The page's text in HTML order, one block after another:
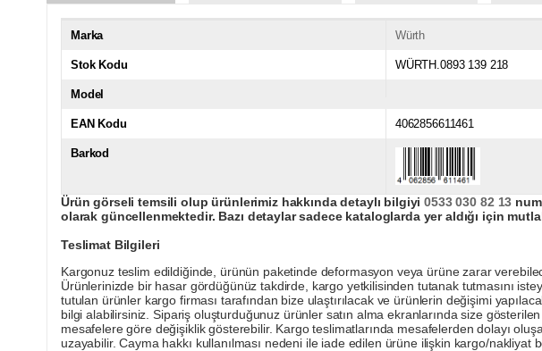
Marka Würth
Stok Kodu WÜRTH.0893 139 218
Model
EAN Kodu 4062856611461
Barkod
Ürün görseli temsili olup ürünlerimiz hakkında detaylı bilgiyi0533 030 82 13
olarak güncellenmektedir. Bazı detaylar sadece kataloglarda yer aldığı için
Teslimat Bilgileri
Kargonuz teslim edildiğinde, ürünün paketinde deformasyon veya ürüne zarar
Ürünlerinizde bir hasar gördüğünüz takdirde, kargo yetkilisinden tutanak tutmasını
tutulan ürünler kargo firması tarafından bize ulaştırılacak ve ürünlerin değişimi
bilgi alabilirsiniz. Sipariş oluşturduğunuz ürünler satın alma ekranlarında size
mesafelere göre değişiklik gösterebilir. Kargo teslimatlarında mesafelerden dolayı
uzayabilir. Cayma hakkı kullanılması nedeni ile iade edilen ürüne ilişkin kargo/nakliyat